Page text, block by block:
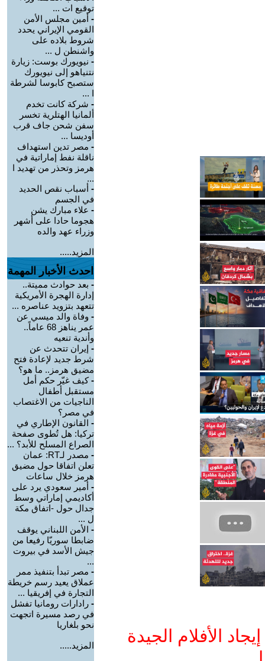
الأفلام الجيدة
توقيع ات ...
- أمين مجلس الأمن
القومي الإيراني يحدد
شروط بلاده على
واشنطن ل ...
- نيويورك بوست: زيارة
نتنياهو إلى نيويورك
ستصبح كابوسا لشرطة
ا ...
- شركة كانت تخدم
ألمانيا الهتلرية تخسر
سفن شحن جاف قرب
أوديسا ...
- مصر تدين استهداف
ناقلة نفط إماراتية في
هرمز وتحذر من تهديد ا
...
- أسباب نقص الحديد
في الجسم
- علاء مبارك يشن
هجوما حادا على أشهر
وزراء عهد والده
المزيد.....
احدث الأخبار المهمة
- بعد حوادث مميتة..
إدارة الهجرة الأمريكية
تتعهد بتزويد عناصره ...
- وفاة والد ميسي عن
عمر يناهز 68 عاماً..
وأندية تنعيه
- إيران تتحدث عن
شرط جديد لإعادة فتح
مضيق هرمز.. ما هو؟
-كيف غيّر حكم أمل
مستقبل أطفال
الناجيات من الاغتصاب
في مصر؟
- القانون الإطاري في
تركيا: هل تُطوى صفحة
الصراع المسلح للأبد؟ ...
-
مصدر لـRT: عمان
تعلن اتفاقا حول مضيق
هرمز خلال ساعات
- أمير سعودي يرد على
أكاديمي إماراتي وسط
جدال حول -اتفاق مكة
ل ...
- الأمن اللبناني يوقف
ضابطا سوريّا رفيعا من
جيش الأسد في بيروت
...
- مصر تبدأ بتنفيذ ممر
عملاق يعيد رسم خريطة
التجارة في إفريقيا ...
- رادارات رومانيا تفشل
في رصد مسيرة اتجهت
نحو بلغاريا
المزيد.....